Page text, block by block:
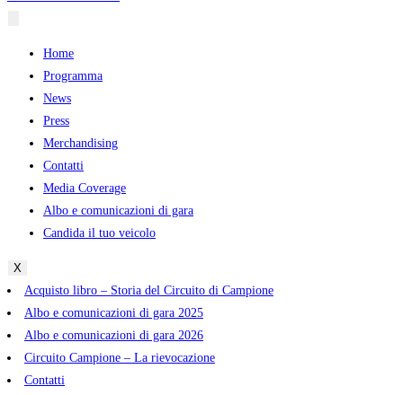
Home
Programma
News
Press
Merchandising
Contatti
Media Coverage
Albo e comunicazioni di gara
Candida il tuo veicolo
X
Acquisto libro – Storia del Circuito di Campione
Albo e comunicazioni di gara 2025
Albo e comunicazioni di gara 2026
Circuito Campione – La rievocazione
Contatti